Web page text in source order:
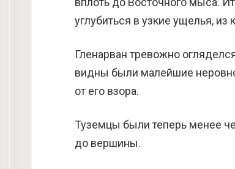
углубиться в узкие ущелья,
Гленарван тревожно
видны были малейшие
от его взора.
Туземцы были теперь менее
до вершины.